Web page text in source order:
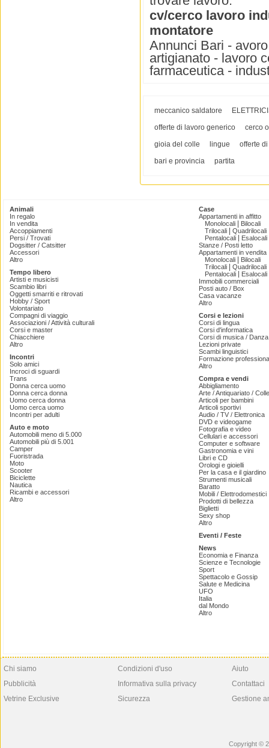
cv/cerco lavoro
montatore
Annunci Bari -
artigianato - lavoro
farmaceutica -
meccanico saldatore
offerte di lavoro generico
cerco
gioia del colle
lingue
offerte
bari e provincia
partita
Animali
In regalo
In vendita
Accoppiamenti
Persi / Trovati
Dogsitter / Catsitter
Accessori
Altro
Tempo libero
Artisti e musicisti
Scambio libri
Oggetti smarriti e ritrovati
Hobby / Sport
Volontariato
Compagni di viaggio
Associazioni / Attività culturali
Corsi e master
Chiacchiere
Altro
Incontri
Solo amici
Incroci di sguardi
Trans
Donna cerca uomo
Donna cerca donna
Uomo cerca donna
Uomo cerca uomo
Incontri per adulti
Auto e moto
Automobili meno di 5.000
Automobili più di 5.001
Camper
Fuoristrada
Moto
Scooter
Biciclette
Nautica
Ricambi e accessori
Altro
Case
Appartamenti in affitto
Monolocali
Bilocali
Trilocali
Quadrilocali
Pentalocali
Esalocali
Stanze / Posti letto
Appartamenti in vendita
Monolocali
Bilocali
Trilocali
Quadrilocali
Pentalocali
Esalocali
Immobili commerciali
Posti auto / Box
Casa vacanze
Altro
Corsi e lezioni
Corsi di lingua
Corsi d'informatica
Corsi di musica /
Lezioni private
Scambi linguistici
Formazione
Altro
Compra e vendi
Abbigliamento
Arte / Antiquariato /
Articoli per bambini
Articoli sportivi
Audio / TV / Elettronica
DVD e videogame
Fotografia e video
Cellulari e accessori
Computer e software
Gastronomia e vini
Libri e CD
Orologi e gioielli
Per la casa e il giardino
Strumenti musicali
Baratto
Mobili / Elettrodomestici
Prodotti di bellezza
Biglietti
Sexy shop
Altro
Eventi / Feste
News
Economia e Finanza
Scienze e Tecnologie
Sport
Spettacolo e Gossip
Salute e Medicina
UFO
Italia
dal Mondo
Altro
Chi siamo
Pubblicità
Vetrine Exclusive
Condizioni d'uso
Informativa sulla privacy
Sicurezza
Aiuto
Contattaci
Gestione
Copyright ©